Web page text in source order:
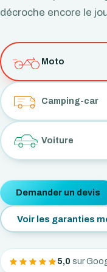
décroche encore le
Moto
Camping-car
Voiture
Demander un devis
Voir les garanties
5,0 sur